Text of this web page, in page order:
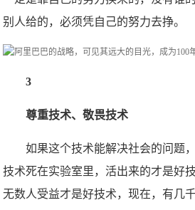
别人给的，必须凭自己的努力去挣。
3
尊重技术、敬畏技术
如果这个技术能解决社会的问题
技术死在实验室里，活出来的才是好
无数人受益才是好技术，现在，有几